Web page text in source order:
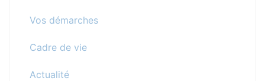
Vos démarches
Cadre de vie
Actualité